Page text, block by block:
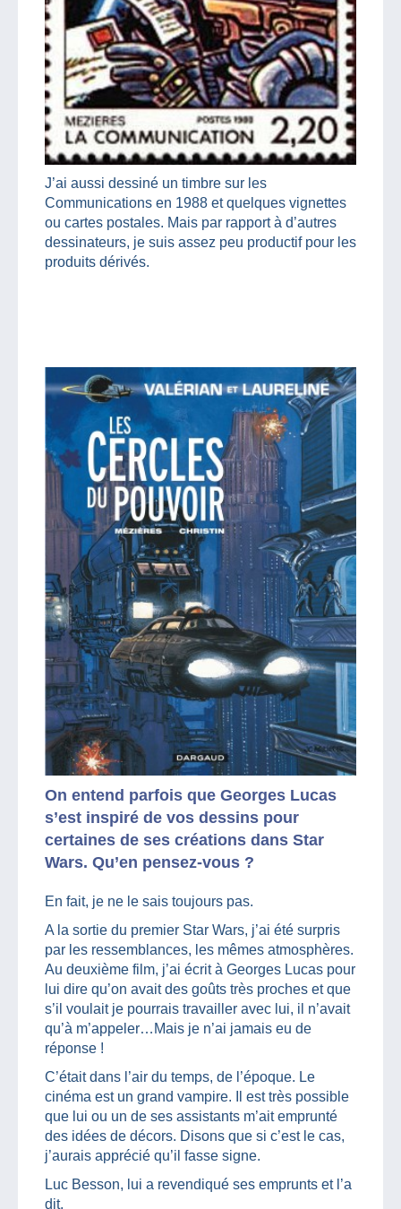
J’ai aussi dessiné un timbre sur les
Communications en 1988 et quelques vignettes
ou cartes postales. Mais par rapport à d’autres
dessinateurs, je suis assez peu productif pour les
produits dérivés.
On entend parfois que Georges Lucas
s’est inspiré de vos dessins pour
certaines de ses créations dans Star
Wars. Qu’en pensez-vous ?
En fait, je ne le sais toujours pas.
A la sortie du premier Star Wars, j’ai été surpris
par les ressemblances, les mêmes atmosphères.
Au deuxième film, j’ai écrit à Georges Lucas pour
lui dire qu’on avait des goûts très proches et que
s’il voulait je pourrais travailler avec lui, il n’avait
qu’à m’appeler…Mais je n’ai jamais eu de
réponse !
C’était dans l’air du temps, de l’époque. Le
cinéma est un grand vampire. Il est très possible
que lui ou un de ses assistants m’ait emprunté
des idées de décors. Disons que si c’est le cas,
j’aurais apprécié qu’il fasse signe.
Luc Besson, lui a revendiqué ses emprunts et l’a
dit.